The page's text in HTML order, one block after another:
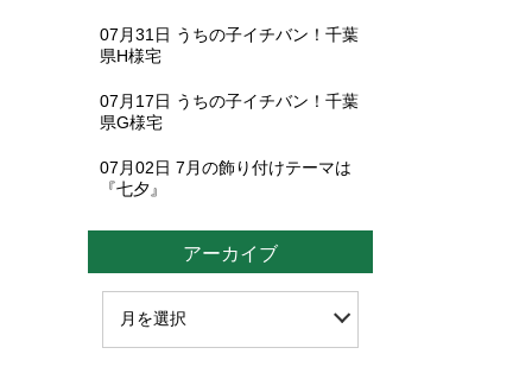
07月31日 うちの子イチバン！千葉
県H様宅
07月17日 うちの子イチバン！千葉
県G様宅
07月02日 7月の飾り付けテーマは
『七夕』
アーカイブ